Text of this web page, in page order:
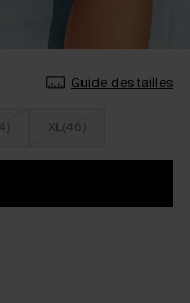
Guide des tailles
XL(46)